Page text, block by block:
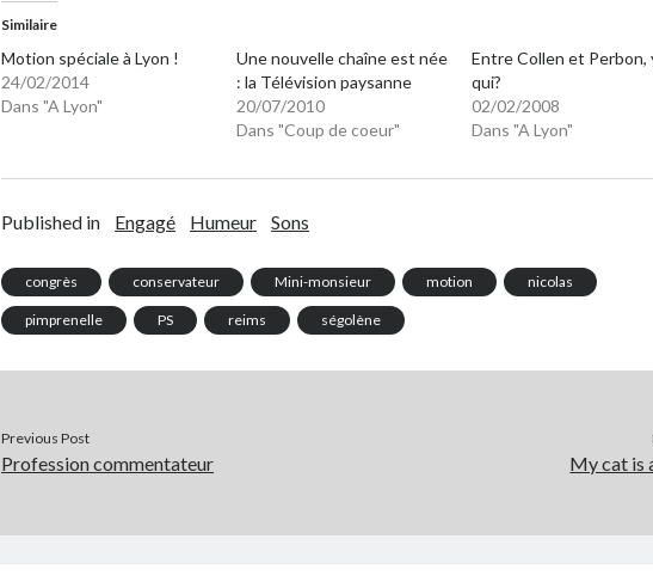
Similaire
Motion spéciale à Lyon !
24/02/2014
Dans "A Lyon"
Une nouvelle chaîne est née
: la Télévision paysanne
20/07/2010
Dans "Coup de coeur"
Entre Collen et Perbon,
qui?
02/02/2008
Dans "A Lyon"
Published in Engagé Humeur Sons
congrès conservateur Mini-monsieur motion nicolas
pimprenelle PS reims ségolène
Previous Post
Profession commentateur My cat is